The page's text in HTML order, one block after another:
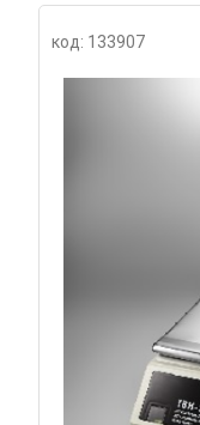
код: 133907